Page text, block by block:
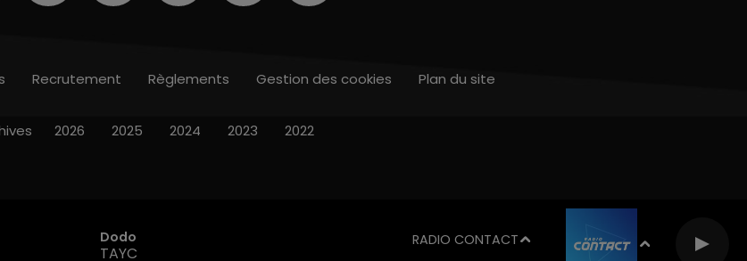
Dodo
TAYC
RADIO CONTACT
Recrutement Règlements Gestion des cookies Plan du site
2026 2025 2024 2023 2022